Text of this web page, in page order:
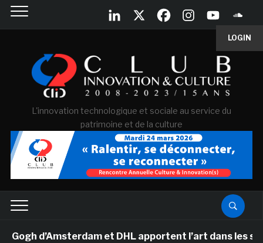
LOGIN
L'innovation technologique et sociale au service du
patrimoine et de la culture
d’Amsterdam et DHL apportent l’art dans les